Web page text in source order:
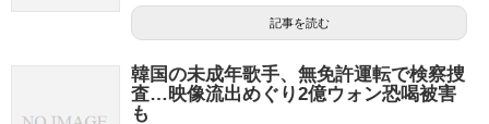
記事を読む
韓国の未成年歌手、無免許運転で検察捜
査…映像流出めぐり2億ウォン恐喝被害
も